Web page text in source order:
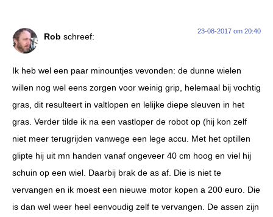
Rob schreef:
23-08-2017 om 20:40
Ik heb wel een paar minountjes vevonden: de dunne wielen
willen nog wel eens zorgen voor weinig grip, helemaal bij vochtig
gras, dit resulteert in valtlopen en lelijke diepe sleuven in het
gras. Verder tilde ik na een vastloper de robot op (hij kon zelf
niet meer terugrijden vanwege een lege accu. Met het optillen
glipte hij uit mn handen vanaf ongeveer 40 cm hoog en viel hij
schuin op een wiel. Daarbij brak de as af. Die is niet te
vervangen en ik moest een nieuwe motor kopen a 200 euro. Die
is dan wel weer heel eenvoudig zelf te vervangen. De assen zijn